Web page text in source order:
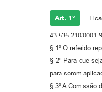
Art. 1°
43.535.210/0001-
§ 1º O referido
§ 2º Para que
para serem
§ 3º A Comissão